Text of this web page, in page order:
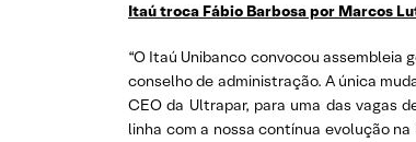
Itaú troca Fábio Barbosa por Marcos
“O Itaú Unibanco convocou
conselho de administração. A única
CEO da Ultrapar, para uma das vagas
linha com a nossa contínua evolução